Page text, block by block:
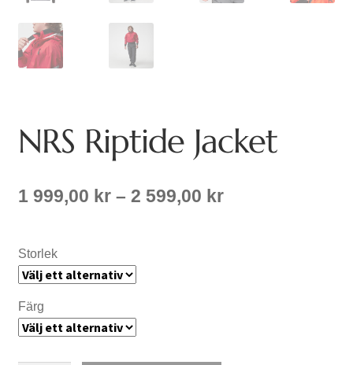
NRS Riptide Jacket
1 999,00 kr – 2 599,00 krPrisintervall:
Storlek
Färg